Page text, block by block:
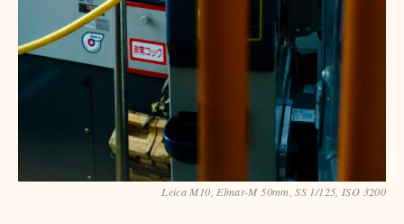
Leica M10, Elmar-M 50mm, SS 1/125, ISO 3200